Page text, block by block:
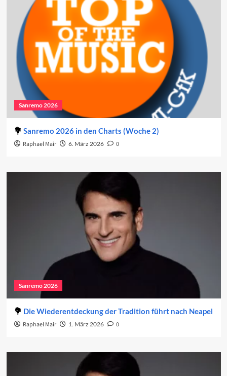
Sanremo 2026
Sanremo 2026 in den Charts (Woche 2)
Raphael Mair 6. März 2026 0
Sanremo 2026
Die Wiederentdeckung der Tradition führt nach Neapel
Raphael Mair 1. März 2026 0